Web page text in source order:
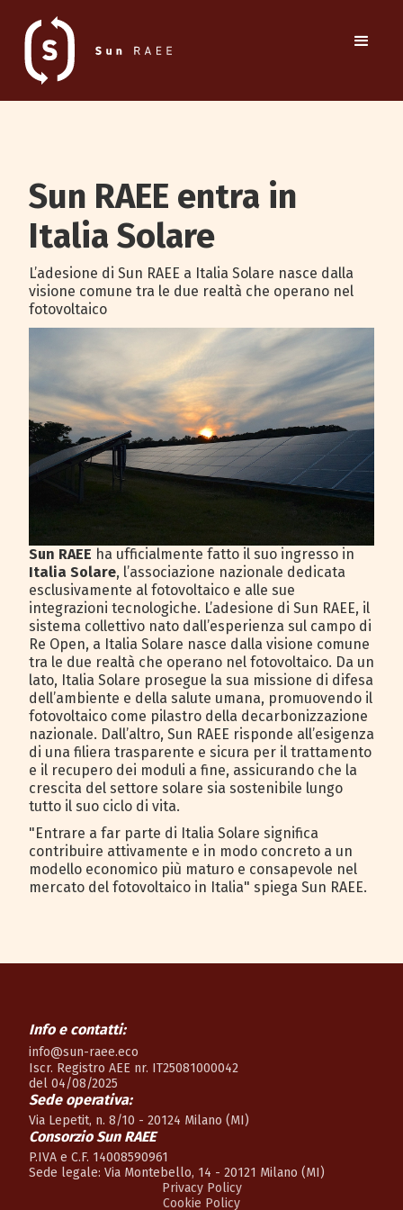
Sun RAEE entra in
Italia Solare
L’adesione di Sun RAEE a Italia Solare nasce dalla
visione comune tra le due realtà che operano nel
fotovoltaico
Sun RAEE ha ufficialmente fatto il suo ingresso in
Italia Solare, l’associazione nazionale dedicata
esclusivamente al fotovoltaico e alle sue
integrazioni tecnologiche. L’adesione di Sun RAEE, il
sistema collettivo nato dall’esperienza sul campo di
Re Open, a Italia Solare nasce dalla visione comune
tra le due realtà che operano nel fotovoltaico. Da un
lato, Italia Solare prosegue la sua missione di difesa
dell’ambiente e della salute umana, promuovendo il
fotovoltaico come pilastro della decarbonizzazione
nazionale. Dall’altro, Sun RAEE risponde all’esigenza
di una filiera trasparente e sicura per il trattamento
e il recupero dei moduli a fine, assicurando che la
crescita del settore solare sia sostenibile lungo
tutto il suo ciclo di vita.
"Entrare a far parte di Italia Solare significa
contribuire attivamente e in modo concreto a un
modello economico più maturo e consapevole nel
mercato del fotovoltaico in Italia" spiega Sun RAEE.
Info e contatti:
info@sun-raee.eco
Iscr. Registro AEE nr. IT25081000042
del 04/08/2025
Sede operativa:
Via Lepetit, n. 8/10 - 20124 Milano (MI)
Consorzio Sun RAEE
P.IVA e C.F. 14008590961
Sede legale: Via Montebello, 14 - 20121 Milano (MI)
Privacy Policy
Cookie Policy